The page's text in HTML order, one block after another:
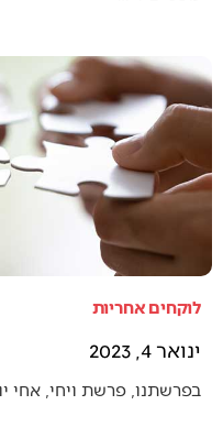
לוקחים אחריות
ינואר 4, 2023
בפרשתנו, פרשת ויחי, אחי